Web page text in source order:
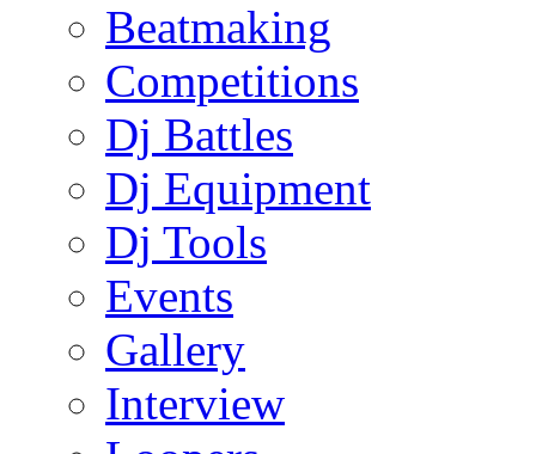
Beatmaking
Competitions
Dj Battles
Dj Equipment
Dj Tools
Events
Gallery
Interview